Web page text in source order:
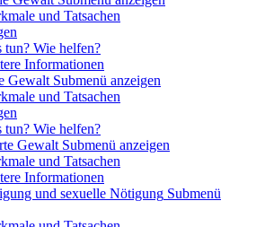
und Tatsachen
tun? Wie helfen?
Informationen
Gewalt Submenü anzeigen
und Tatsachen
tun? Wie helfen?
Gewalt Submenü anzeigen
und Tatsachen
Informationen
und sexuelle Nötigung Submenü